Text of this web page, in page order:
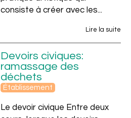
consiste à créer avec les...
Lire la suite
Devoirs civiques:
ramassage des
déchets
Établissement
Le devoir civique Entre deux